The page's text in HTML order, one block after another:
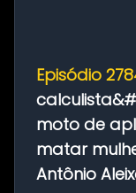
Episódio
moto de
matar
Antônio